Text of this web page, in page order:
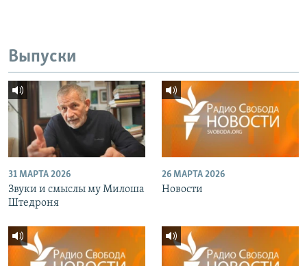
Выпуски
31 МАРТА 2026
Звуки и смыслы му Милоша
Штедроня
26 МАРТА 2026
Новости